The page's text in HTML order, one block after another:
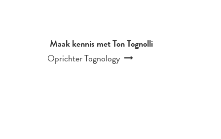
Maak kennis met Ton Tognolli
Oprichter Tognology